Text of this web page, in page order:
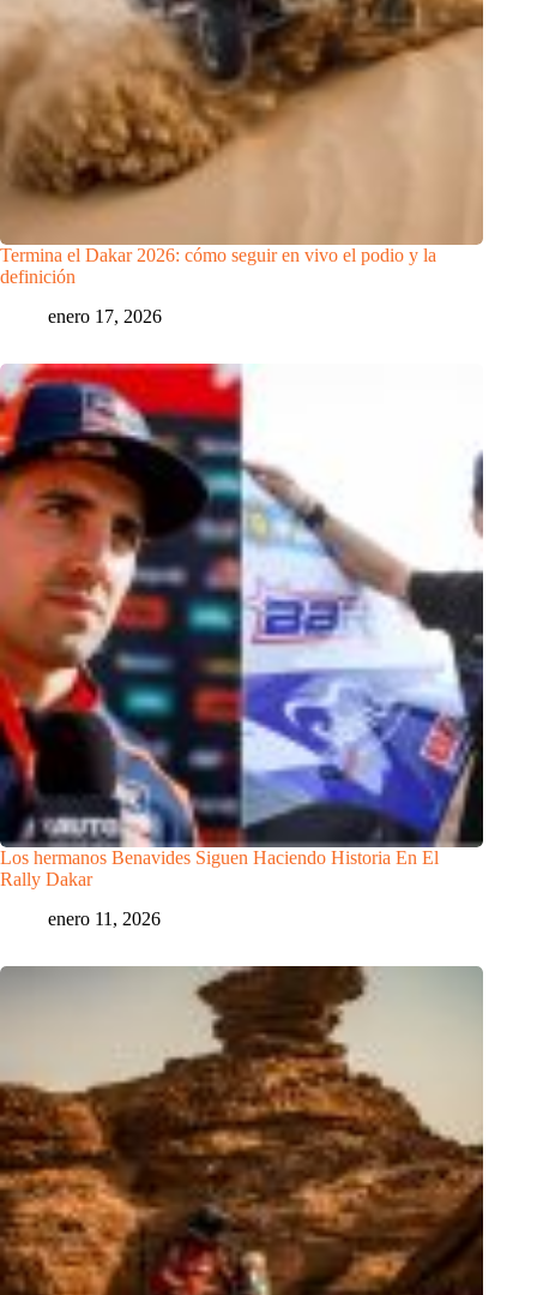
Termina el Dakar 2026: cómo seguir en vivo el podio y la
definición
enero 17, 2026
Los hermanos Benavides Siguen Haciendo Historia En El
Rally Dakar
enero 11, 2026